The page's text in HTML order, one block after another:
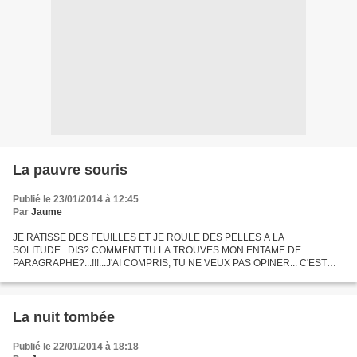
La pauvre souris
Publié le 23/01/2014 à 12:45
Par Jaume
JE RATISSE DES FEUILLES ET JE ROULE DES PELLES A LA
SOLITUDE...DIS? COMMENT TU LA TROUVES MON ENTAME DE
PARAGRAPHE?...!!!...J'AI COMPRIS, TU NE VEUX PAS OPINER... C'EST
Haardie & Encre C.Cheue....
La nuit tombée
Publié le 22/01/2014 à 18:18